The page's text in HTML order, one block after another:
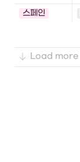
스페인
Load more